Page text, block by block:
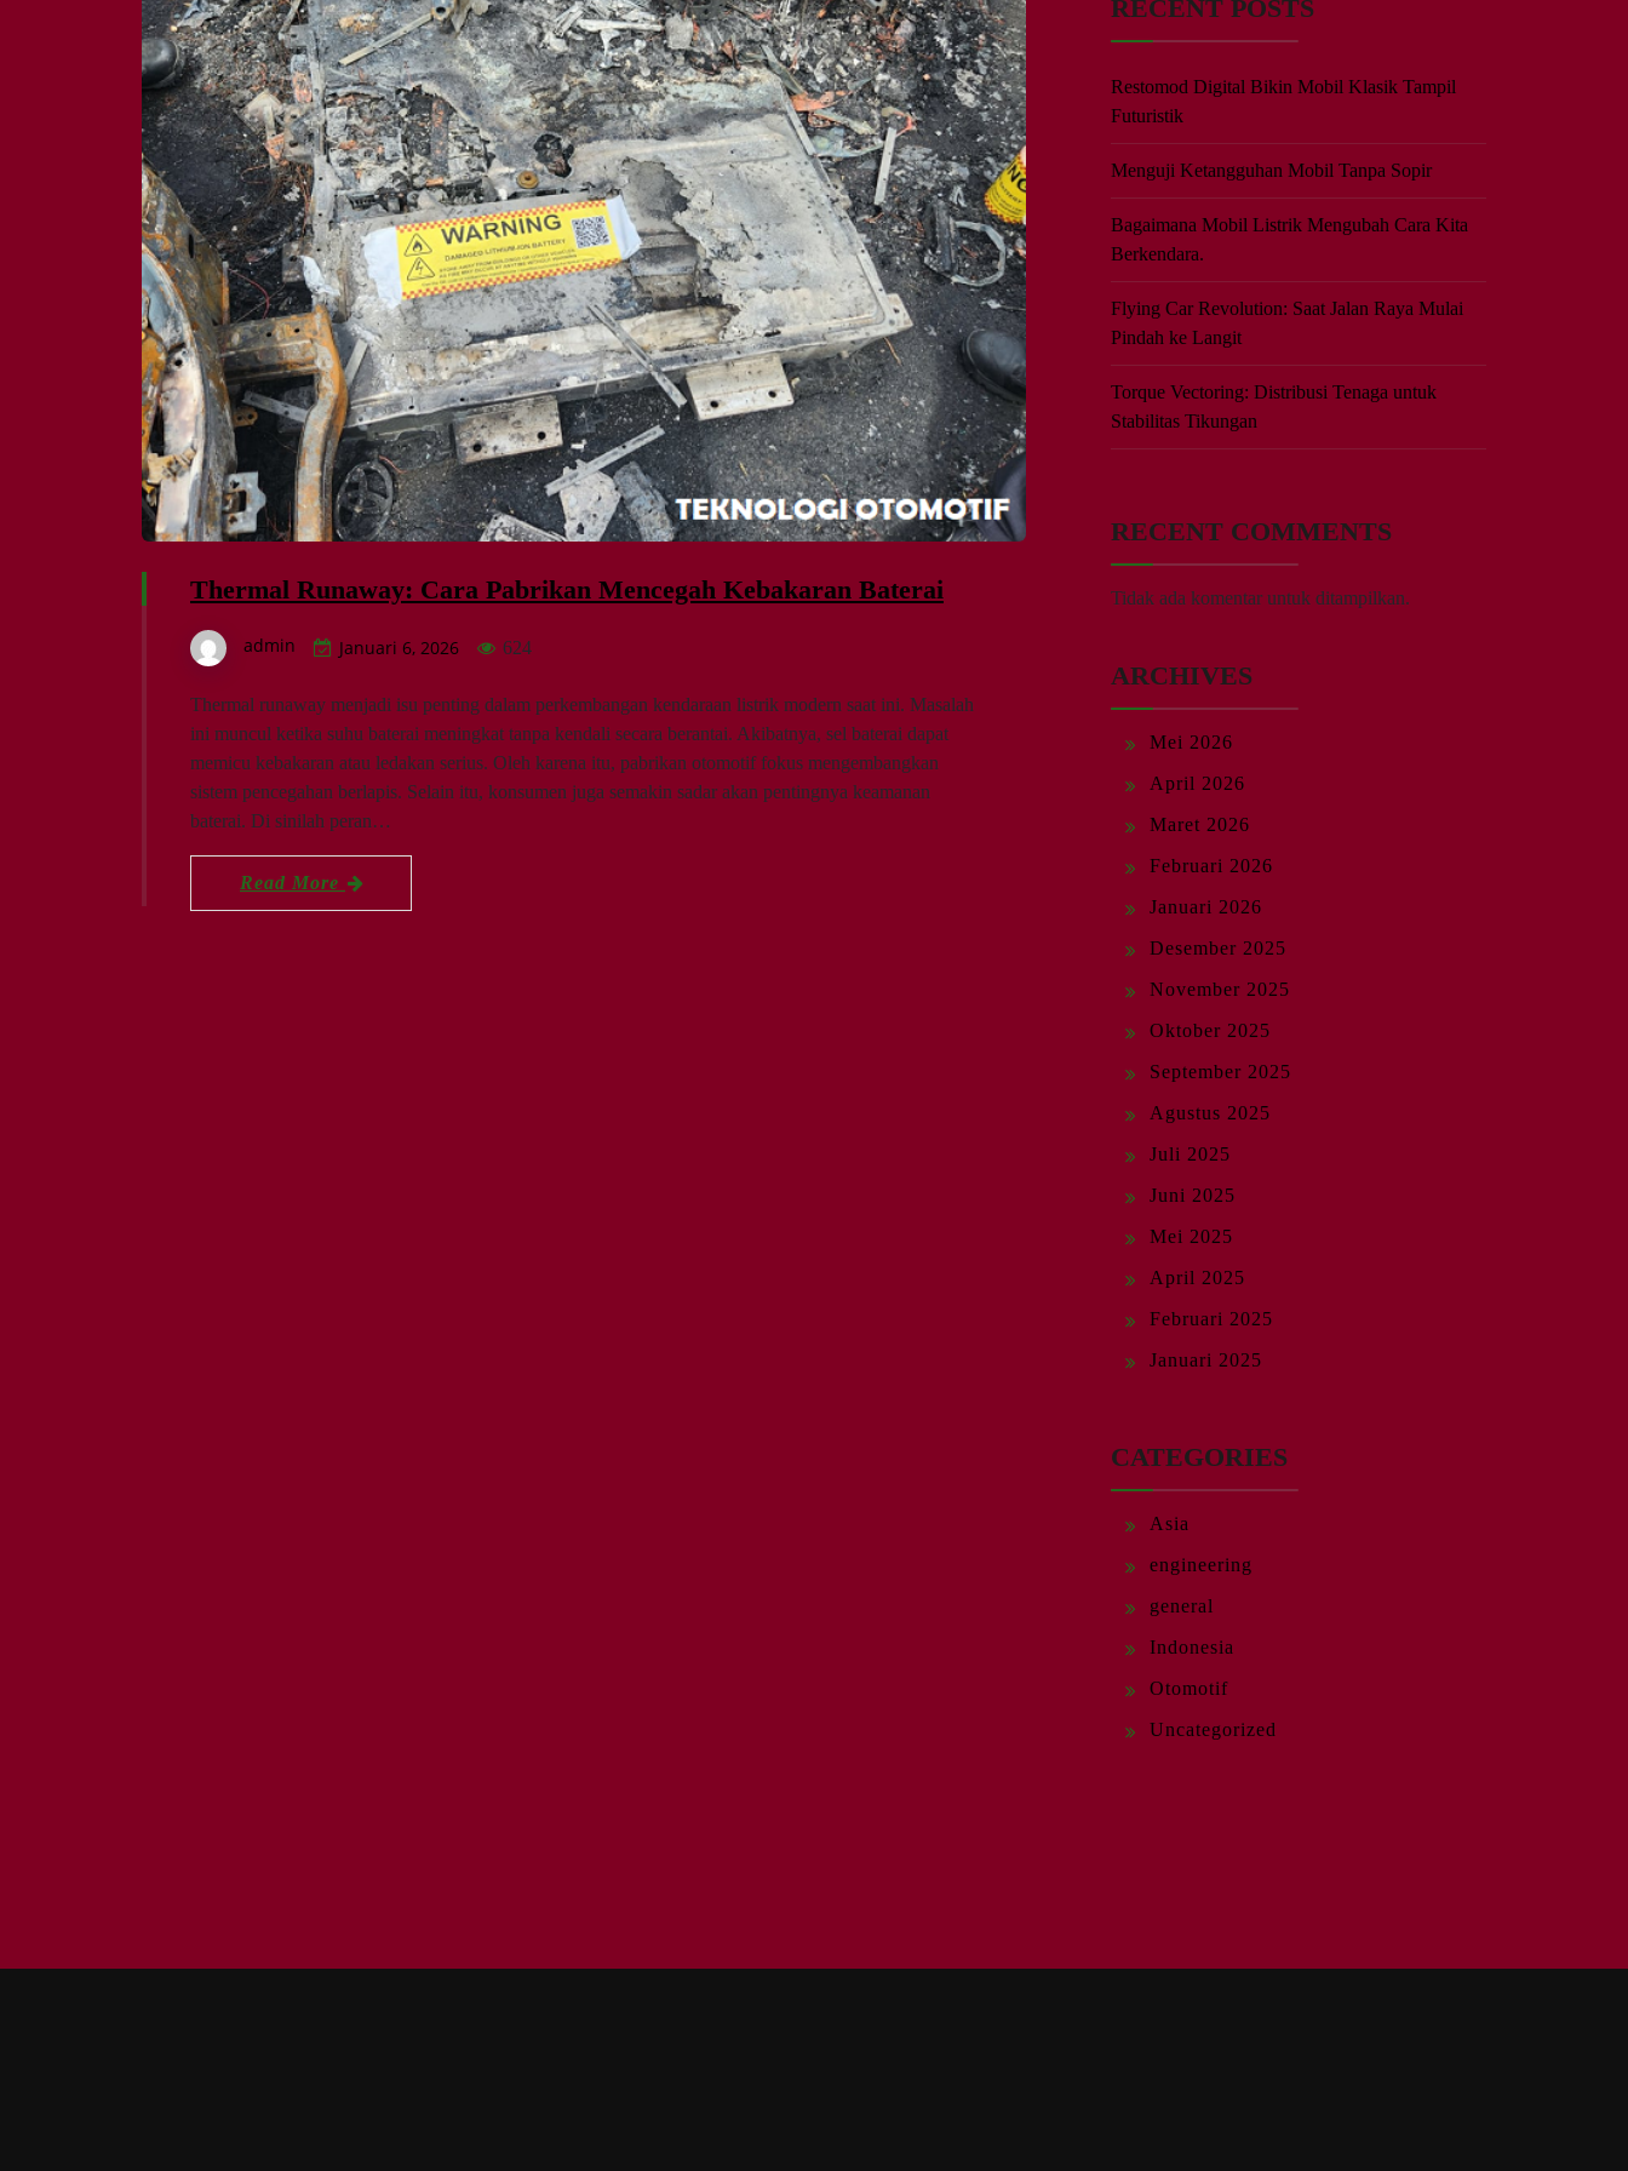
Thermal Runaway: Cara Pabrikan Mencegah Kebakaran Baterai
admin Januari 6, 2026 624
Thermal runaway menjadi isu penting dalam perkembangan kendaraan listrik modern saat ini. Masalah
ini muncul ketika suhu baterai meningkat tanpa kendali secara berantai. Akibatnya, sel baterai dapat
memicu kebakaran atau ledakan serius. Oleh karena itu, pabrikan otomotif fokus mengembangkan
sistem pencegahan berlapis. Selain itu, konsumen juga semakin sadar akan pentingnya keamanan
baterai. Di sinilah peran…
Read More
RECENT POSTS
Restomod Digital Bikin Mobil Klasik Tampil
Futuristik
Menguji Ketangguhan Mobil Tanpa Sopir
Bagaimana Mobil Listrik Mengubah Cara Kita
Berkendara.
Flying Car Revolution: Saat Jalan Raya Mulai
Pindah ke Langit
Torque Vectoring: Distribusi Tenaga untuk
Stabilitas Tikungan
RECENT COMMENTS
Tidak ada komentar untuk ditampilkan.
ARCHIVES
Mei 2026
April 2026
Maret 2026
Februari 2026
Januari 2026
Desember 2025
November 2025
Oktober 2025
September 2025
Agustus 2025
Juli 2025
Juni 2025
Mei 2025
April 2025
Februari 2025
Januari 2025
CATEGORIES
Asia
engineering
general
Indonesia
Otomotif
Uncategorized